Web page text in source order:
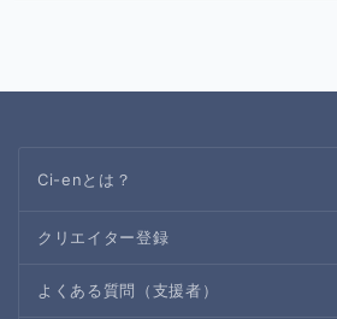
Ci-enとは？
クリエイター登録
よくある質問（支援者）